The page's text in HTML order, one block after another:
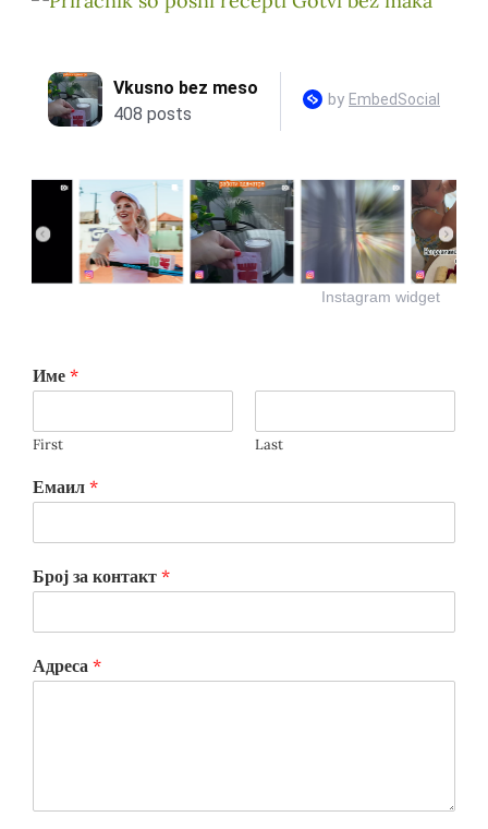
Instagram widget
Име *
First Last
Емаил *
Број за контакт *
Адреса *